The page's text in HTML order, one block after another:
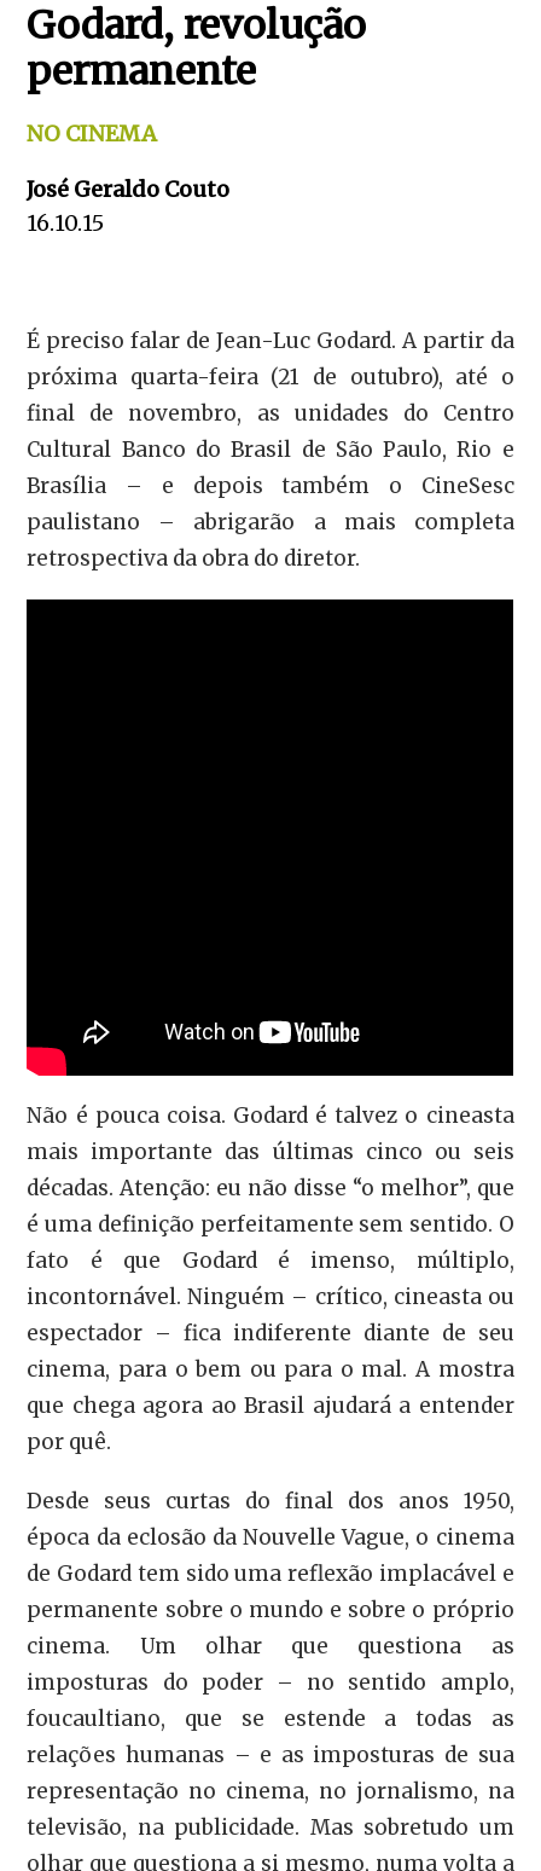
Godard, revolução
permanente
NO CINEMA
José Geraldo Couto
16.10.15
É preciso falar de Jean-Luc Godard. A partir da
próxima quarta-feira (21 de outubro), até o
final de novembro, as unidades do Centro
Cultural Banco do Brasil de São Paulo, Rio e
Brasília – e depois também o CineSesc
paulistano – abrigarão a mais completa
retrospectiva da obra do diretor.
Não é pouca coisa. Godard é talvez o cineasta
mais importante das últimas cinco ou seis
décadas. Atenção: eu não disse “o melhor”, que
é uma definição perfeitamente sem sentido. O
fato é que Godard é imenso, múltiplo,
incontornável. Ninguém – crítico, cineasta ou
espectador – fica indiferente diante de seu
cinema, para o bem ou para o mal. A mostra
que chega agora ao Brasil ajudará a entender
por quê.
Desde seus curtas do final dos anos 1950,
época da eclosão da Nouvelle Vague, o cinema
de Godard tem sido uma reflexão implacável e
permanente sobre o mundo e sobre o próprio
cinema. Um olhar que questiona as
imposturas do poder – no sentido amplo,
foucaultiano, que se estende a todas as
relações humanas – e as imposturas de sua
representação no cinema, no jornalismo, na
televisão, na publicidade. Mas sobretudo um
olhar que questiona a si mesmo, numa volta a